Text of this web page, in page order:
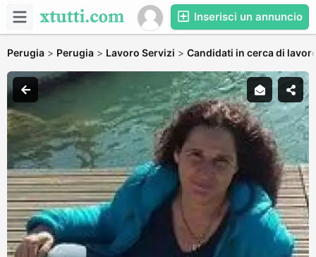
Inserisci un annuncio
Perugia > Perugia > Lavoro Servizi > Candidati in cerca di